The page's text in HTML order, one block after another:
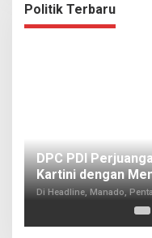
Politik Terbaru
DPC PDI
Kartini dengan
Di Headline, Manado,